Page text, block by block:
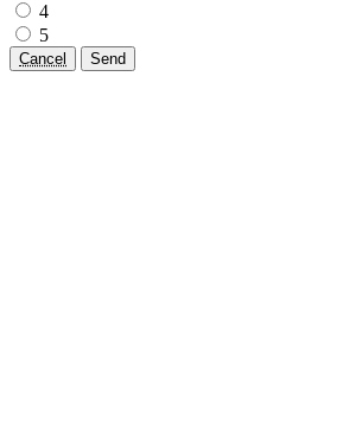
4
5
Cancel Send